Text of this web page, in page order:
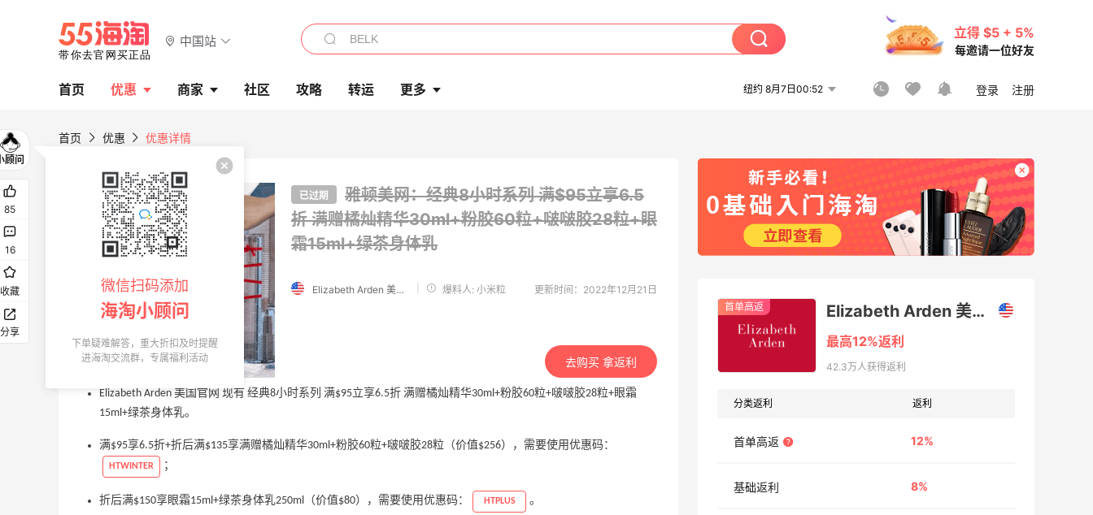
中国站
立得 $5 + 5%
每邀请一位好友
首页 优惠 商家 社区 攻略 转运 更多 纽约 8月7日00:52 登录 注册
首页 优惠 优惠详情
首单高返 已过期
雅顿美网：经典8小时系列 满$95立享6.5
折满赠橘灿精华30ml+粉胶60粒+啵啵胶28粒+眼
霜15ml+绿茶身体乳
Elizabeth Arden 美国官网 爆料人: 小米粒 更新时间：2022年12月21日
去购买 拿返利
Elizabeth Arden 美国官网 现有 经典8小时系列 满$95立享6.5折 满赠橘灿精华30ml+粉胶60粒+啵啵胶28粒+眼霜
15ml+绿茶身体乳。
满$95享6.5折+折后满$135享满赠橘灿精华30ml+粉胶60粒+啵啵胶28粒（价值$256），需要使用优惠码：
HTWINTER ；
折后满$150享眼霜15ml+绿茶身体乳250ml（价值$80），需要使用优惠码： HTPLUS 。
首单高返 Elizabeth Arden 美国官网（伊丽莎白雅顿）
最高12%返利
42.3万人获得返利
分类返利 返利
首单高返 12%
基础返利 8%
85
16
收藏
分享
微信扫码添加
海淘小顾问
下单疑难解答，重大折扣及时提醒
进海淘交流群，专属福利活动